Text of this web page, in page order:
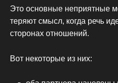
Это основные неприятные
теряют смысл, когда речь
сторонах отношений.
Вот некоторые из них: